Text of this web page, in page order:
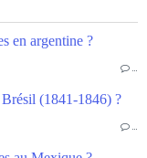
en argentine ?
…
(1841-1846) ?
…